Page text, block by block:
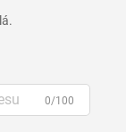
0/100